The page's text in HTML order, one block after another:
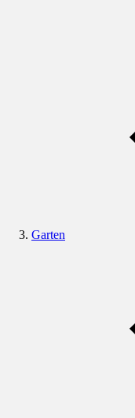
Garten